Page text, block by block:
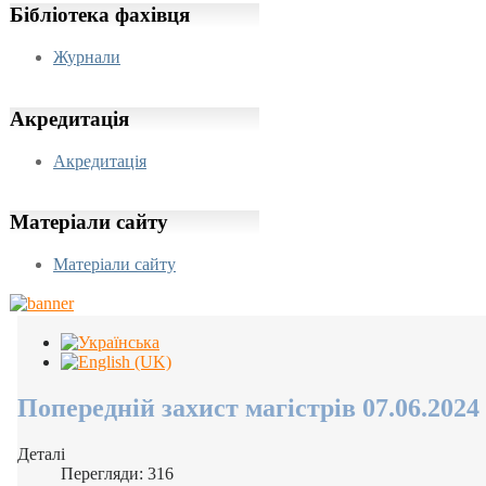
Бібліотека фахівця
Журнали
Акредитація
Акредитація
Матеріали сайту
Матеріали сайту
Попередній захист магістрів 07.06.2024
Деталі
Перегляди: 316